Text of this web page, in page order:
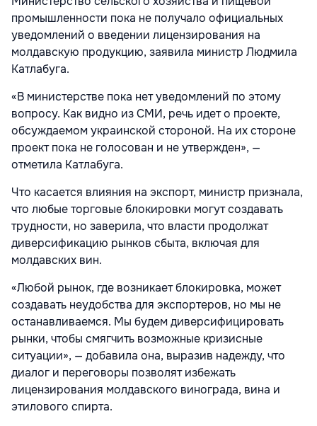
промышленности пока не получало официальных
уведомлений о введении лицензирования на
молдавскую продукцию, заявила министр Людмила
Катлабуга.
«В министерстве пока нет уведомлений по этому
вопросу. Как видно из СМИ, речь идет о проекте,
обсуждаемом украинской стороной. На их стороне
проект пока не голосован и не утвержден», —
отметила Катлабуга.
Что касается влияния на экспорт, министр признала,
что любые торговые блокировки могут создавать
трудности, но заверила, что власти продолжат
диверсификацию рынков сбыта, включая для
молдавских вин.
«Любой рынок, где возникает блокировка, может
создавать неудобства для экспортеров, но мы не
останавливаемся. Мы будем диверсифицировать
рынки, чтобы смягчить возможные кризисные
ситуации», — добавила она, выразив надежду, что
диалог и переговоры позволят избежать
лицензирования молдавского винограда, вина и
этилового спирта.